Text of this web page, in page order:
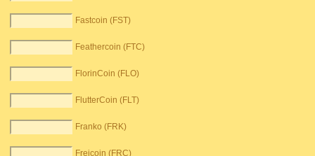
Fastcoin (FST)
Feathercoin (FTC)
FlorinCoin (FLO)
FlutterCoin (FLT)
Franko (FRK)
Freicoin (FRC)